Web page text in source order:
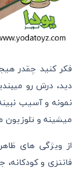
فکر کنید چقدر
دید، درش رو
نمونه و آسیب
میشینه و تلوزیون
از ویژگی های
فانتزی و